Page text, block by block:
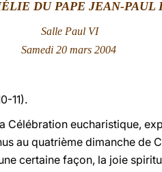
DU PAPE JEAN-PAUL
Salle Paul VI
Samedi 20 mars 2004
11).
Célébration eucharistique,
au quatrième dimanche de
certaine façon, la joie